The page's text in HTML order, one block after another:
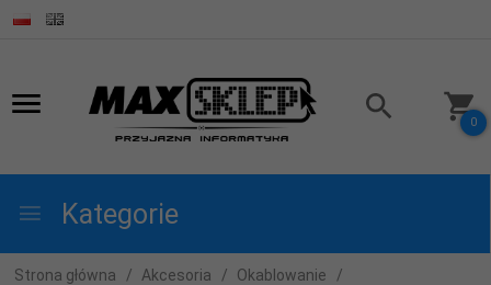
0
Kategorie
Strona główna Akcesoria Okablowanie